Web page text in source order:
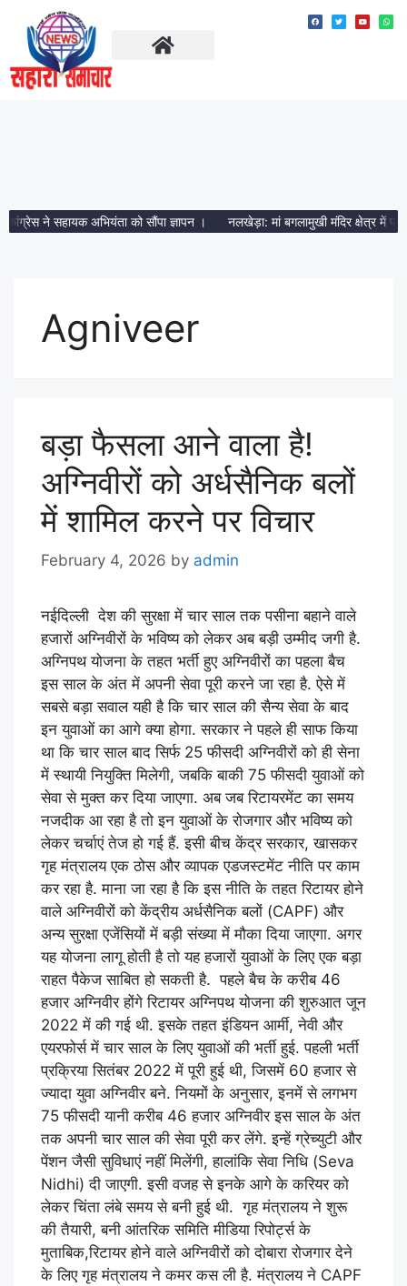
ने सहायक अभियंता को सौंपा ज्ञापन । नलखेड़ा: मां बगलामुखी मंदिर क्षेत्र में
Agniveer
बड़ा फैसला आने वाला है!
अग्निवीरों को अर्धसैनिक बलों
में शामिल करने पर विचार
February 4, 2026 by admin
नईदिल्ली देश की सुरक्षा में चार साल तक पसीना बहाने वाले
हजारों अग्निवीरों के भविष्य को लेकर अब बड़ी उम्मीद जगी है.
अग्निपथ योजना के तहत भर्ती हुए अग्निवीरों का पहला बैच
इस साल के अंत में अपनी सेवा पूरी करने जा रहा है. ऐसे में
सबसे बड़ा सवाल यही है कि चार साल की सैन्य सेवा के बाद
इन युवाओं का आगे क्या होगा. सरकार ने पहले ही साफ किया
था कि चार साल बाद सिर्फ 25 फीसदी अग्निवीरों को ही सेना
में स्थायी नियुक्ति मिलेगी, जबकि बाकी 75 फीसदी युवाओं को
सेवा से मुक्त कर दिया जाएगा. अब जब रिटायरमेंट का समय
नजदीक आ रहा है तो इन युवाओं के रोजगार और भविष्य को
लेकर चर्चाएं तेज हो गई हैं. इसी बीच केंद्र सरकार, खासकर
गृह मंत्रालय एक ठोस और व्यापक एडजस्टमेंट नीति पर काम
कर रहा है. माना जा रहा है कि इस नीति के तहत रिटायर होने
वाले अग्निवीरों को केंद्रीय अर्धसैनिक बलों (CAPF) और
अन्य सुरक्षा एजेंसियों में बड़ी संख्या में मौका दिया जाएगा. अगर
यह योजना लागू होती है तो यह हजारों युवाओं के लिए एक बड़ा
राहत पैकेज साबित हो सकती है. पहले बैच के करीब 46
हजार अग्निवीर होंगे रिटायर अग्निपथ योजना की शुरुआत जून
2022 में की गई थी. इसके तहत इंडियन आर्मी, नेवी और
एयरफोर्स में चार साल के लिए युवाओं की भर्ती हुई. पहली भर्ती
प्रक्रिया सितंबर 2022 में पूरी हुई थी, जिसमें 60 हजार से
ज्यादा युवा अग्निवीर बने. नियमों के अनुसार, इनमें से लगभग
75 फीसदी यानी करीब 46 हजार अग्निवीर इस साल के अंत
तक अपनी चार साल की सेवा पूरी कर लेंगे. इन्हें ग्रेच्युटी और
पेंशन जैसी सुविधाएं नहीं मिलेंगी, हालांकि सेवा निधि (Seva
Nidhi) दी जाएगी. इसी वजह से इनके आगे के करियर को
लेकर चिंता लंबे समय से बनी हुई थी. गृह मंत्रालय ने शुरू
की तैयारी, बनी आंतरिक समिति मीडिया रिपोर्ट्स के
मुताबिक,रिटायर होने वाले अग्निवीरों को दोबारा रोजगार देने
के लिए गृह मंत्रालय ने कमर कस ली है. मंत्रालय ने CAPF